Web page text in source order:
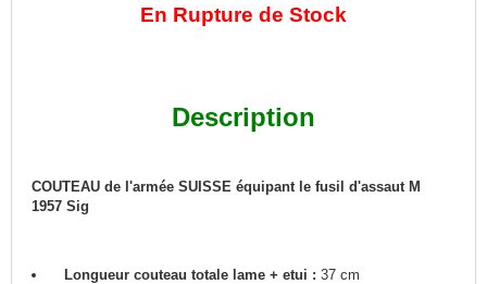
En Rupture de Stock
Description
COUTEAU de l'armée SUISSEéquipantle fusil d'assaut M
1957 Sig
Longueur couteau totale lame + etui : 37 cm